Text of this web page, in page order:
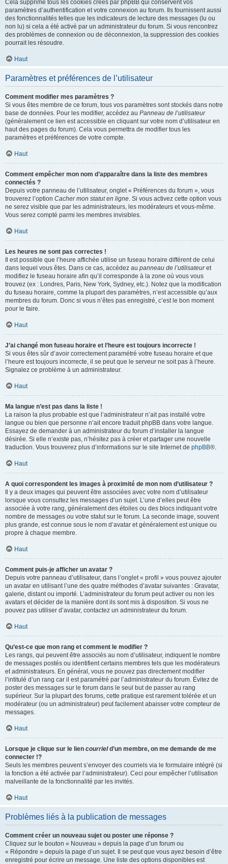
Cela supprime tous les cookies créés par phpBB qui conservent vos
paramètres d’authentification et votre connexion au forum. Ils fournissent aussi
des fonctionnalités telles que les indicateurs de lecture des messages (lu ou
non lu) si cela a été activé par un administrateur du forum. Si vous rencontrez
des problèmes de connexion ou de déconnexion, la suppression des cookies
pourrait les résoudre.
Haut
Paramètres et préférences de l’utilisateur
Comment modifier mes paramètres ?
Si vous êtes membre de ce forum, tous vos paramètres sont stockés dans notre
base de données. Pour les modifier, accédez au Panneau de l’utilisateur
(généralement ce lien est accessible en cliquant sur votre nom d’utilisateur en
haut des pages du forum). Cela vous permettra de modifier tous les
paramètres et préférences de votre compte.
Haut
Comment empêcher mon nom d’apparaître dans la liste des membres
connectés ?
Depuis votre panneau de l’utilisateur, onglet « Préférences du forum », vous
trouverez l’option Cacher mon statut en ligne. Si vous activez cette option vous
ne serez visible que par les administrateurs, les modérateurs et vous-même.
Vous serez compté parmi les membres invisibles.
Haut
Les heures ne sont pas correctes !
Il est possible que l’heure affichée utilise un fuseau horaire différent de celui
dans lequel vous êtes. Dans ce cas, accédez au panneau de l’utilisateuret
modifiez le fuseau horaire afin qu’il corresponde à la zone où vous vous
trouvez (ex : Londres, Paris, New York, Sydney, etc.). Notez que la modification
du fuseau horaire, comme la plupart des paramètres, n’est accessible qu’aux
membres du forum. Donc si vous n’êtes pas enregistré, c’est le bon moment
pour le faire.
Haut
J’ai changé mon fuseau horaire et l’heure est toujours incorrecte !
Si vous êtes sûr d’avoir correctement paramétré votre fuseau horaire et que
l’heure est toujours incorrecte, il se peut que le serveur ne soit pas à l’heure.
Signalez ce problème à un administrateur.
Haut
Ma langue n’est pas dans la liste !
La raison la plus probable est que l’administrateur n’ait pas installé votre
langue ou bien que personne n’ait encore traduit phpBB dans votre langue.
Essayez de demander à un administrateur du forum d’installer la langue
désirée. Si elle n’existe pas, n’hésitez pas à créer et partager une nouvelle
traduction. Vous trouverez plus d’informations sur le site Internet de phpBB®.
Haut
A quoi correspondent les images à proximité de mon nom d’utilisateur ?
Il y a deux images qui peuvent être associées avec votre nom d’utilisateur
lorsque vous consultez les messages d’un sujet. L’une d’elles peut être
associée à votre rang, généralement des étoiles ou des blocs indiquant votre
nombre de messages ou votre statut sur le forum. La seconde image, souvent
plus grande, est connue sous le nom d’avatar et généralement est unique ou
propre à chaque membre.
Haut
Comment puis-je afficher un avatar ?
Depuis votre panneau d’utilisateur, dans l’onglet « profil » vous pouvez ajouter
un avatar en utilisant l’une des quatre méthodes d’avatar suivantes : Gravatar,
galerie, distant ou importé. L’administrateur du forum peut activer ou non les
avatars et décider de la manière dont ils sont mis à disposition. Si vous ne
pouvez pas utiliser d’avatar, contactez un administrateur du forum.
Haut
Qu’est-ce que mon rang et comment le modifier ?
Les rangs, qui peuvent être associés au nom d’utilisateur, indiquent le nombre
de messages postés ou identifient certains membres tels que les modérateurs
et administrateurs. En général, vous ne pouvez pas directement modifier
l’intitulé d’un rang car il est paramétré par l’administrateur du forum. Évitez de
poster des messages sur le forum dans le seul but de passer au rang
supérieur. Sur la plupart des forums, cette pratique est rarement tolérée et un
modérateur (ou un administrateur) peut facilement abaisser votre compteur de
messages.
Haut
Lorsque je clique sur le lien courrield’un membre, on me demande de me
connecter !?
Seuls les membres peuvent s’envoyer des courriels via le formulaire intégré (si
la fonction a été activée par l’administrateur). Ceci pour empêcher l’utilisation
malveillante de la fonctionnalité par les invités.
Haut
Problèmes liés à la publication de messages
Comment créer un nouveau sujet ou poster une réponse ?
Cliquez sur le bouton « Nouveau » depuis la page d’un forum ou
« Répondre » depuis la page d’un sujet. Il se peut que vous ayez besoin d’être
enregistré pour écrire un message. Une liste des options disponibles est